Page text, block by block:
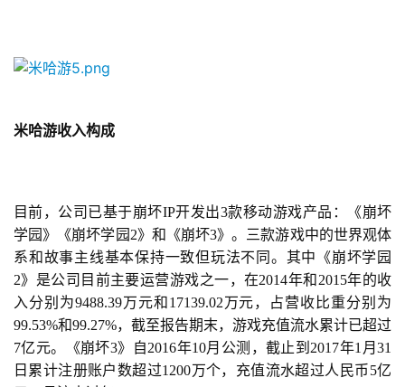
业
手
戏
单
机
游
戏
休
米哈游收入构成
目前，公司已基于崩坏IP开发出3款移动游戏产品：《崩坏
学园》《崩坏学园2》和《崩坏3》。三款游戏中的世界观体
系和故事主线基本保持一致但玩法不同。其中《崩坏学园
2》是公司目前主要运营游戏之一，在2014年和2015年的收
入分别为9488.39万元和17139.02万元，占营收比重分别为
99.53%和99.27%，截至报告期末，游戏充值流水累计已超过
7亿元。《崩坏3》自2016年10月公测，截止到2017年1月31
日累计注册账户数超过1200万个，充值流水超过人民币5亿